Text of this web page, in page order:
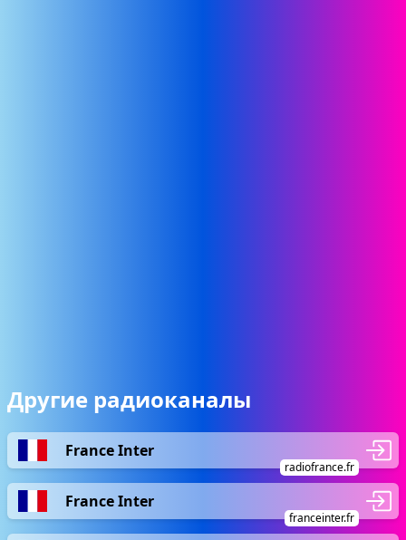
Другие радиоканалы
France Inter
radiofrance.fr
France Inter
franceinter.fr